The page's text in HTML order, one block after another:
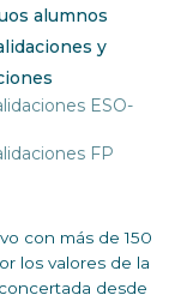
alumnos
y
ESO-
FP
con más de 150
los valores de la
desde